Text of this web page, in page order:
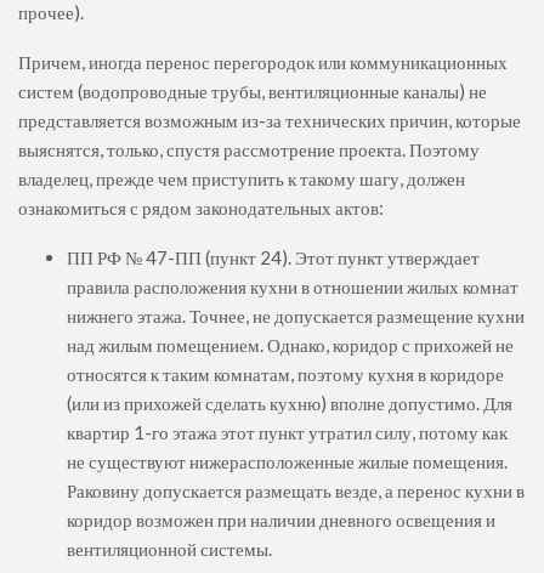
прочее).
Причем, иногда перенос перегородок или коммуникационных
систем (водопроводные трубы, вентиляционные каналы) не
представляется возможным из-за технических причин, которые
выяснятся, только, спустя рассмотрение проекта. Поэтому
владелец, прежде чем приступить к такому шагу, должен
ознакомиться с рядом законодательных актов:
ПП РФ № 47-ПП (пункт 24). Этот пункт утверждает
правила расположения кухни в отношении жилых комнат
нижнего этажа. Точнее, не допускается размещение кухни
над жилым помещением. Однако, коридор с прихожей не
относятся к таким комнатам, поэтому кухня в коридоре
(или из прихожей сделать кухню) вполне допустимо. Для
квартир 1-го этажа этот пункт утратил силу, потому как
не существуют нижерасположенные жилые помещения.
Раковину допускается размещать везде, а перенос кухни в
коридор возможен при наличии дневного освещения и
вентиляционной системы.